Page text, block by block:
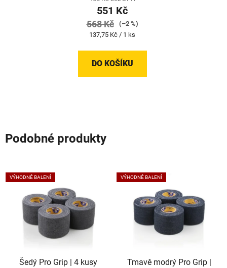
551 Kč
568 Kč
(–2 %)
Měrná
137,75 Kč / 1 ks
DO KOŠÍKU
Podobné produkty
VÝHODNÉ BALENÍ
Šedý Pro Grip | 4 kusy
VÝHODNÉ BALENÍ
Tmavě modrý Pro Grip |